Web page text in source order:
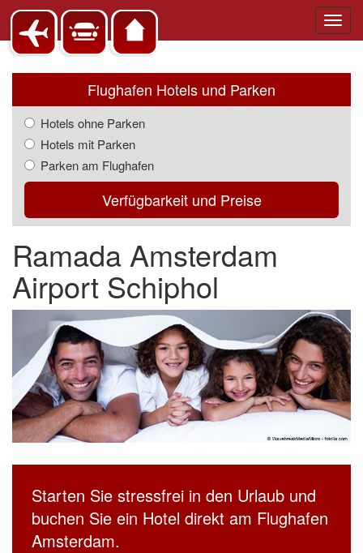
Flughafen Hotels und Parken
Hotels ohne Parken
Hotels mit Parken
Parken am Flughafen
Verfügbarkeit und Preise
Ramada Amsterdam
Airport Schiphol
Starten Sie stressfrei in den Urlaub und
buchen Sie ein Hotel direkt am Flughafen
Amsterdam.